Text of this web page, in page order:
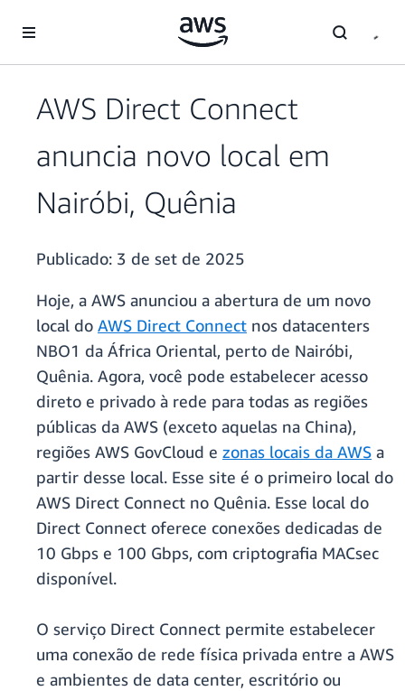
Pular para o conteúdo principal
AWS Direct Connect
anuncia novo local em
Nairóbi, Quênia
Publicado: 3 de set de 2025
Hoje, a AWS anunciou a abertura de um novo
local do AWS Direct Connect nos datacenters
NBO1 da África Oriental, perto de Nairóbi,
Quênia. Agora, você pode estabelecer acesso
direto e privado à rede para todas as regiões
públicas da AWS (exceto aquelas na China),
regiões AWS GovCloud e zonas locais da AWS a
partir desse local. Esse site é o primeiro local do
AWS Direct Connect no Quênia. Esse local do
Direct Connect oferece conexões dedicadas de
10 Gbps e 100 Gbps, com criptografia MACsec
disponível.
O serviço Direct Connect permite estabelecer
uma conexão de rede física privada entre a AWS
e ambientes de data center, escritório ou